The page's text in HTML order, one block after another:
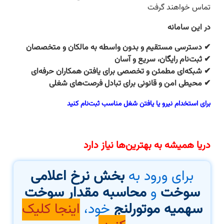
تماس خواهند گرفت
در این سامانه
✔ دسترسی مستقیم و بدون واسطه به مالکان و متخصصان
✔ ثبت‌نام رایگان، سریع و آسان
✔ شبکه‌ای مطمئن و تخصصی برای یافتن همکاران حرفه‌ای
✔ محیطی امن و قانونی برای تبادل فرصت‌های شغلی
برای استخدام نیرو یا یافتن شغل مناسبثبت‌نام کنید
دریا همیشه به بهترین‌ها نیاز دارد
برای ورود به بخش نرخ اعلامی
سوخت ومحاسبه مقدار سوخت
سهمیه موتورلنجخود، اینجا کلیک